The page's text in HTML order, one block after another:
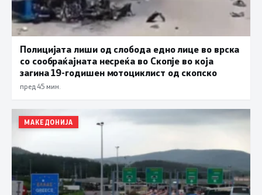
Полицијата лиши од слобода едно лице во врска
со сообраќајната несреќа во Скопје во која
загина 19-годишен мотоциклист од скопско
пред 45 мин.
МАКЕДОНИЈА